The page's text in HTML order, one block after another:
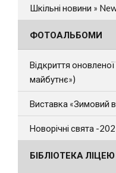
Шкільні новини »
ФОТОАЛЬБОМИ
Відкриття
майбутнє»)
Виставка «Зимовий
Новорічні свята -
БІБЛІОТЕКА ЛІЦЕЮ